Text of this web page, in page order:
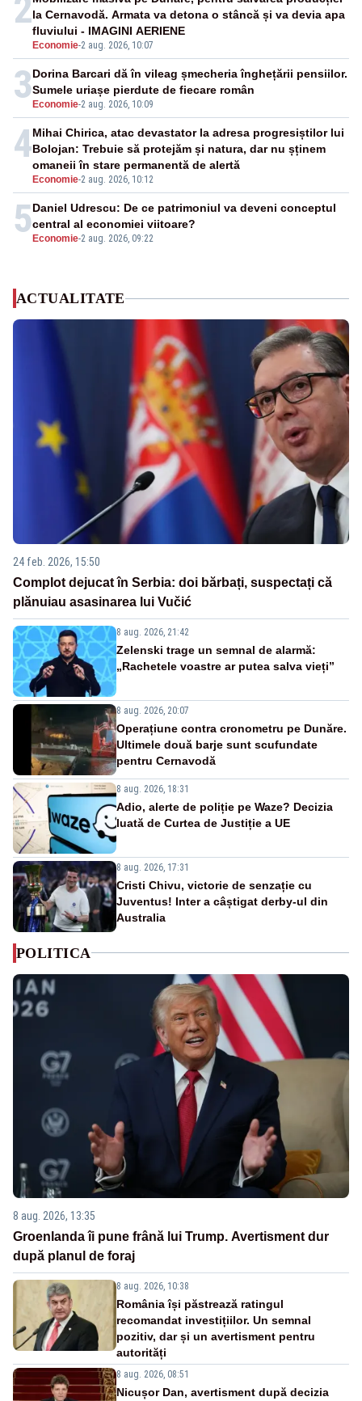
2
Economie-2 aug. 2026, 10:07
la Cernavodă. Armata va detona o stâncă și va devia apa
fluviului - IMAGINI AERIENE
3 Economie-2 aug. 2026, 10:09
Dorina Barcari dă în vileag șmecheria înghețării pensiilor.
Sumele uriașe pierdute de fiecare român
4
Economie-2 aug. 2026, 10:12
Mihai Chirica, atac devastator la adresa progresiștilor lui
Bolojan: Trebuie să protejăm și natura, dar nu șținem
omaneii în stare permanentă de alertă
5 Economie-2 aug. 2026, 09:22
Daniel Udrescu: De ce patrimoniul va deveni conceptul
central al economiei viitoare?
ACTUALITATE
24 feb. 2026, 15:50
Complot dejucat în Serbia: doi bărbați, suspectați că
plănuiau asasinarea lui Vučić
8 aug. 2026, 21:42
Zelenski trage un semnal de alarmă:
„Rachetele voastre ar putea salva vieți”
8 aug. 2026, 20:07
Operațiune contra cronometru pe Dunăre.
Ultimele două barje sunt scufundate
pentru Cernavodă
8 aug. 2026, 18:31
Adio, alerte de poliție pe Waze? Decizia
luată de Curtea de Justiție a UE
8 aug. 2026, 17:31
Cristi Chivu, victorie de senzație cu
Juventus! Inter a câștigat derby-ul din
Australia
POLITICA
8 aug. 2026, 13:35
Groenlanda îi pune frână lui Trump. Avertisment dur
după planul de foraj
8 aug. 2026, 10:38
România își păstrează ratingul
recomandat investițiilor. Un semnal
pozitiv, dar și un avertisment pentru
autorități
8 aug. 2026, 08:51
Nicușor Dan, avertisment după decizia